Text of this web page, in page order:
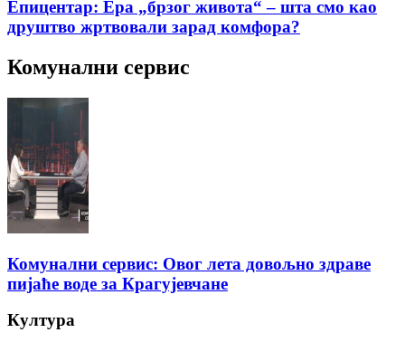
Епицентар: Ера „брзог живота“ – шта смо као
друштво жртвовали зарад комфора?
Комунални сервис
Комунални сервис: Овог лета довољно здраве
пијаће воде за Крагујевчане
Култура